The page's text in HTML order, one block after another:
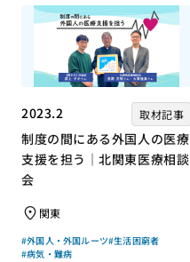
2023.2 取材記事
制度の間にある外国人の医療
支援を担う｜北関東医療相談
会
関東
#外国人・外国ルーツ#生活困窮者
#病気・難病